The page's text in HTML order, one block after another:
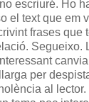
escriuré. Ho
el text que em
frases que
Segueixo.
per
al